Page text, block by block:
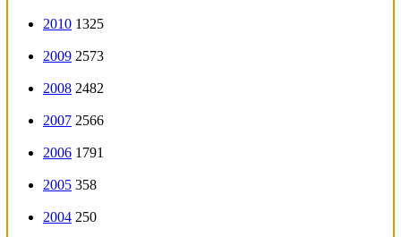
2010 1325
2009 2573
2008 2482
2007 2566
2006 1791
2005 358
2004 250